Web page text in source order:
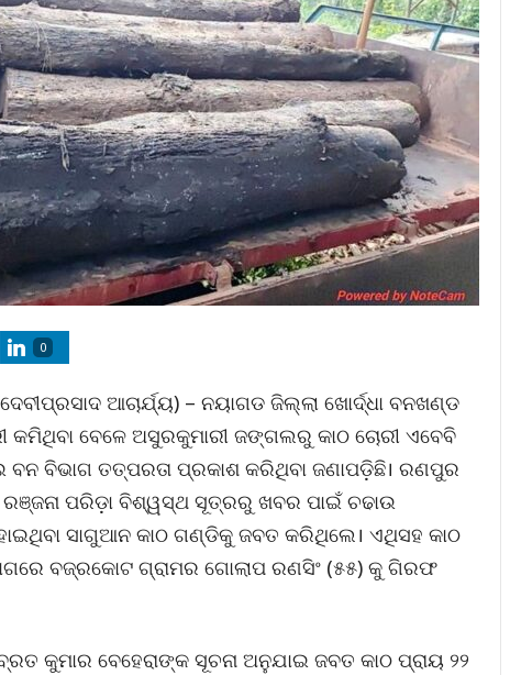
0
ଆଚାର୍ଯ୍ୟ) – ନୟାଗଡ ଜିଲ୍ଲା ଖୋର୍ଦ୍ଧା ବନଖଣ୍ଡ
କମିଥିବା ବେଳେ ଅସୁରକୁମାରୀ ଜଙ୍ଗଲରୁ କାଠ ଚୋରୀ ଏବେବି
ବନ ବିଭାଗ ତତ୍ପରତା ପ୍ରକାଶ କରିଥିବା ଜଣାପଡ଼ିଛି। ରଣପୁର
ରଞ୍ଜନା ପରିଡ଼ା ବିଶ୍ୱସ୍ଥ ସୂତ୍ରରୁ ଖବର ପାଇଁ ଚଢାଉ
ସାଗୁଆନ କାଠ ଗଣ୍ଡିକୁ ଜବତ କରିଥିଲେ। ଏଥିସହ କାଠ
ବଜ୍ରକୋଟ ଗ୍ରାମର ଗୋଲାପ ରଣସିଂ (୫୫) କୁ ଗିରଫ
କୁମାର ବେହେରାଙ୍କ ସୂଚନା ଅନୁଯାଇ ଜବତ କାଠ ପ୍ରାୟ ୨୨